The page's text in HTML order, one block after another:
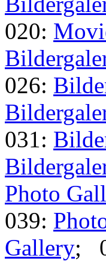
020:
026:
031:
Photo
039:
Gallery;